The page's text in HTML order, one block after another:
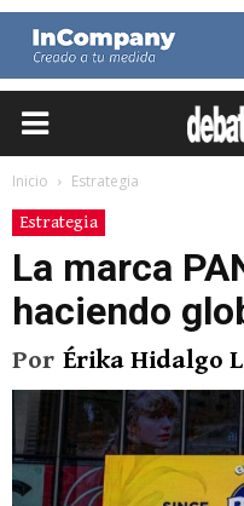
Inicio
Estrategia
Estrategia
La marca
haciendo
Por Érika Hidalgo